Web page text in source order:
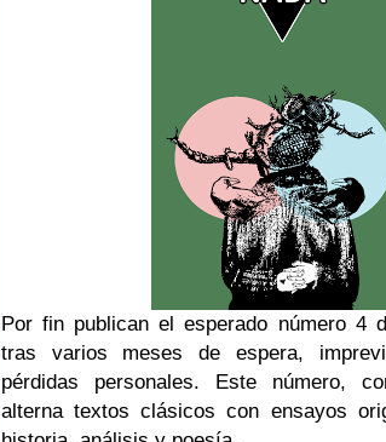
Por fin publican el esperado número 4
tras varios meses de espera,
pérdidas personales. Este número,
alterna textos clásicos con ensayos